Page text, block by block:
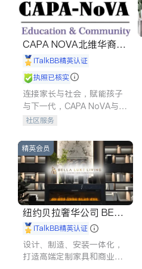
CAPA NOVA北维华裔家
长会iTalkBB精英认证
执照已核实
连接家长与社会，赋能孩子
与下一代，CAPA NoVA与您
携手建设包容、公平、充满
社区服务
精英会员
纽约贝拉奢华公司 BELL
A LUXE
iTalkBB精英认证
设计、制造、安装一体化，
打造高端定制家具和商业空